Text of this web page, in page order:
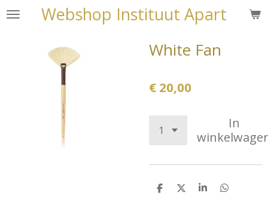
Ga
hoofdinhoud
Webshop Instituut Apart
White Fan
€ 20,00
In
D
D
S
D